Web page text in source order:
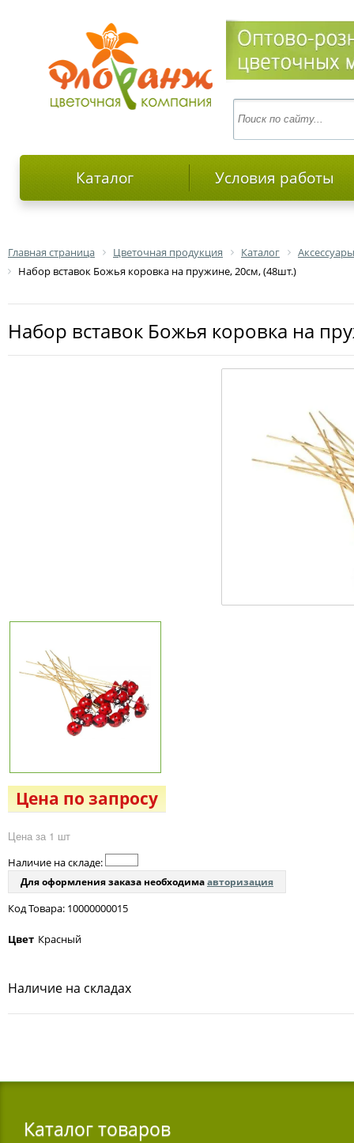
Каталог Условия работы
Главная страница Цветочная продукция Каталог
Набор вставок Божья коровка на пружине, 20см, (48шт.)
Набор вставок Божья коровка на
Цена по запросу
Цена за 1 шт
Наличие на складе:
Для оформления заказа необходимаавторизация
Код Товара: 10000000015
Цвет Красный
Наличие на складах
Каталог товаров